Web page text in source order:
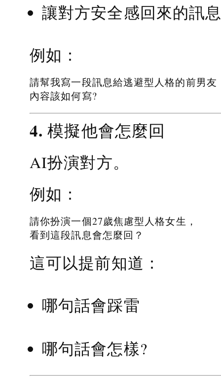
讓對方安全感回來的訊
例如：
請幫我寫一段訊息給逃避型人格的前男友
內容該如何寫?
4. 模擬他會怎麼回
AI扮演對方。
例如：
請你扮演一個27歲焦慮型人格女生，
看到這段訊息會怎麼回？
這可以提前知道：
哪句話會踩雷
哪句話會怎樣?